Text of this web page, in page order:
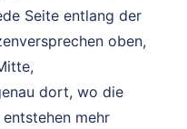
Seite entlang der
oben,
dort, wo die
mehr